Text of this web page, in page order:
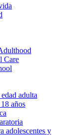
Care
adulta
años
adolescentes y